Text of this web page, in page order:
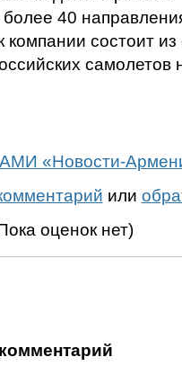
40
компании состоит
самолетов
АМИ «Новости-
или
оценок нет)